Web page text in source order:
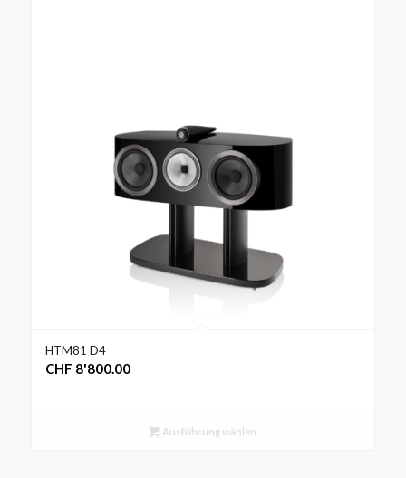
HTM81 D4
CHF 8'800.00
Ausführung wählen